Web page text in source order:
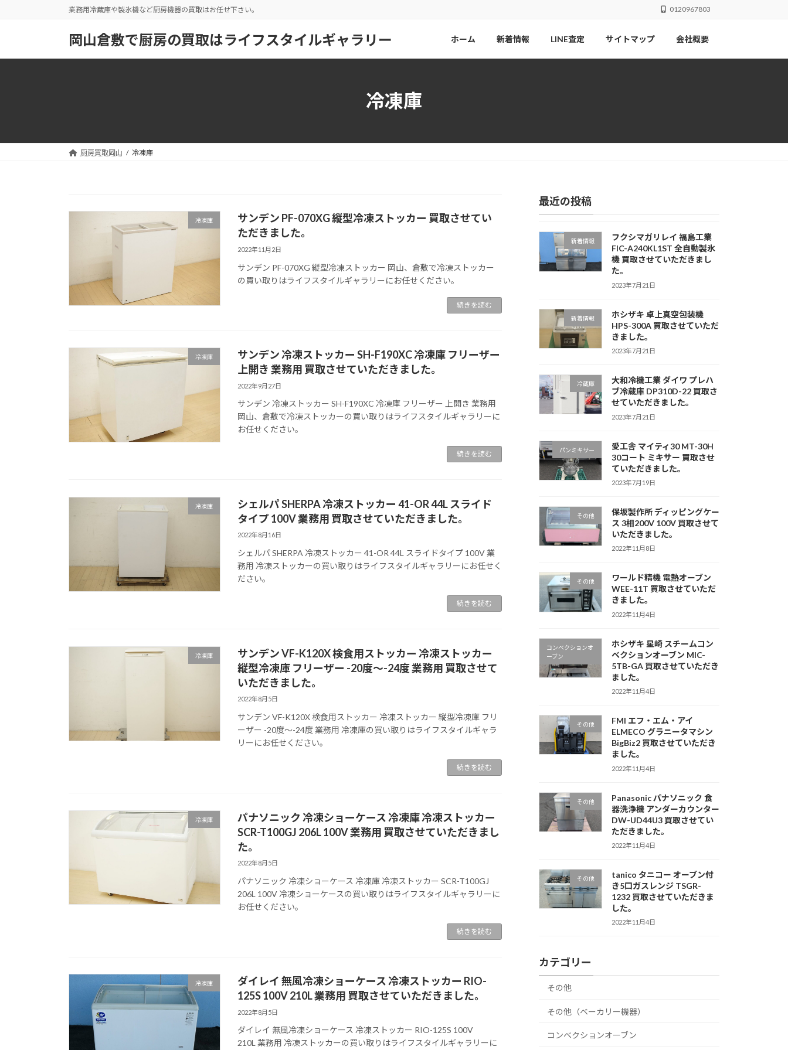
業務用冷蔵庫や製氷機など厨房機器の買取はお任せ下さい。 0120967803
岡山倉敷で厨房の買取はライフスタイルギャラリー ホーム 新着情報 LINE査定 サイトマップ 会社概要
冷凍庫
厨房買取岡山 冷凍庫
冷凍庫
サンデン PF-070XG 縦型冷凍ストッカー 買取させてい
ただきました。
2022年11月2日
サンデン PF-070XG 縦型冷凍ストッカー 岡山、倉敷で冷凍ストッカー
の買い取りはライフスタイルギャラリーにお任せください。
続きを読む
冷凍庫
サンデン 冷凍ストッカー SH-F190XC 冷凍庫 フリーザー
上開き 業務用 買取させていただきました。
2022年9月27日
サンデン 冷凍ストッカー SH-F190XC 冷凍庫 フリーザー 上開き 業務用
岡山、倉敷で冷凍ストッカーの買い取りはライフスタイルギャラリーに
お任せください。
続きを読む
冷凍庫
シェルパ SHERPA 冷凍ストッカー 41-OR 44L スライド
タイプ 100V 業務用 買取させていただきました。
2022年8月16日
シェルパ SHERPA 冷凍ストッカー 41-OR 44L スライドタイプ 100V 業
務用 冷凍ストッカーの買い取りはライフスタイルギャラリーにお任せく
ださい。
続きを読む
冷凍庫
サンデン VF-K120X 検食用ストッカー 冷凍ストッカー
縦型冷凍庫 フリーザー -20度～-24度 業務用 買取させて
いただきました。
2022年8月5日
サンデン VF-K120X 検食用ストッカー 冷凍ストッカー 縦型冷凍庫 フリ
ーザー -20度～-24度 業務用 冷凍庫の買い取りはライフスタイルギャラ
リーにお任せください。
続きを読む
冷凍庫
パナソニック 冷凍ショーケース 冷凍庫 冷凍ストッカー
SCR-T100GJ 206L 100V 業務用 買取させていただきまし
た。
2022年8月5日
パナソニック 冷凍ショーケース 冷凍庫 冷凍ストッカー SCR-T100GJ
206L 100V 冷凍ショーケースの買い取りはライフスタイルギャラリーに
お任せください。
続きを読む
冷凍庫
ダイレイ 無風冷凍ショーケース 冷凍ストッカー RIO-
125S 100V 210L 業務用 買取させていただきました。
2022年8月5日
ダイレイ 無風冷凍ショーケース 冷凍ストッカー RIO-125S 100V
210L 業務用 冷凍ストッカーの買い取りはライフスタイルギャラリーに
最近の投稿
新着情報
フクシマガリレイ 福島工業
FIC-A240KL1ST 全自動製氷
機 買取させていただきまし
た。
2023年7月21日
新着情報
ホシザキ 卓上真空包装機
HPS-300A 買取させていただ
きました。
2023年7月21日
冷蔵庫
大和冷機工業 ダイワ プレハ
ブ冷蔵庫 DP310D-22 買取さ
せていただきました。
2023年7月21日
パンミキサー
愛工舎 マイティ30 MT-30H
30コート ミキサー 買取させ
ていただきました。
2023年7月19日
その他
保坂製作所 ディッピングケー
ス 3相200V 100V 買取させて
いただきました。
2022年11月8日
その他
ワールド精機 電熱オーブン
WEE-11T 買取させていただ
きました。
2022年11月4日
コンベクションオ
ーブン
ホシザキ 星崎 スチームコン
ベクションオーブン MIC-
5TB-GA 買取させていただき
ました。
2022年11月4日
その他
FMI エフ・エム・アイ
ELMECO グラニータマシン
BigBiz2 買取させていただき
ました。
2022年11月4日
その他
Panasonic パナソニック 食
器洗浄機 アンダーカウンター
DW-UD44U3 買取させてい
ただきました。
2022年11月4日
その他
tanico タニコー オーブン付
き5口ガスレンジ TSGR-
1232 買取させていただきま
した。
2022年11月4日
カテゴリー
その他
その他（ベーカリー機器）
コンベクションオーブン